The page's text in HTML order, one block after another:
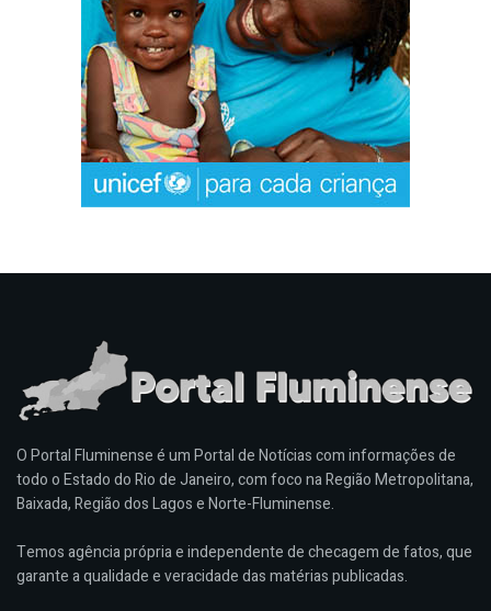
O Portal Fluminense é um Portal de Notícias com informações de
todo o Estado do Rio de Janeiro, com foco na Região Metropolitana,
Baixada, Região dos Lagos e Norte-Fluminense.
Temos agência própria e independente de checagem de fatos, que
garante a qualidade e veracidade das matérias publicadas.